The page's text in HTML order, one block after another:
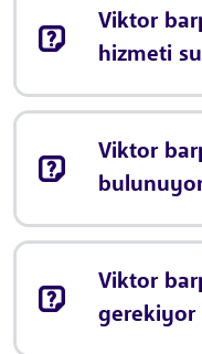
Viktor
hizmeti
Viktor
Viktor
gerekiyor